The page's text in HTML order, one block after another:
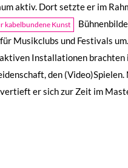
aktiv. Dort setzte er im
kabelbundene Kunst
Musikclubs und Festivals
Installationen brachten
den
er sich zur Zeit im